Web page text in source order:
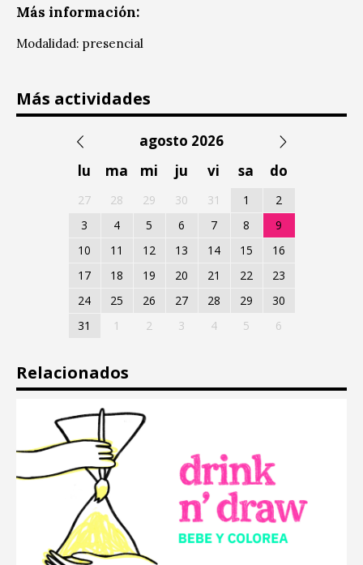
Más información:
Modalidad: presencial
Más actividades
agosto 2026
lu
ma mi ju vi sa do
27 28 29 30 31 1
2
3
4 5 6 7 8
9
10
11 12 13 14 15
16
17
18 19 20 21 22
23
24
25 26 27 28 29
30
31
1 2 3 4 5 6
Relacionados